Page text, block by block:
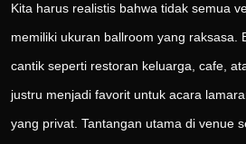
Kita harus realistis bahwa tidak semua
memiliki ukuran ballroom yang raksasa.
cantik seperti restoran keluarga, cafe,
justru menjadi favorit untuk acara
yang privat. Tantangan utama di venue